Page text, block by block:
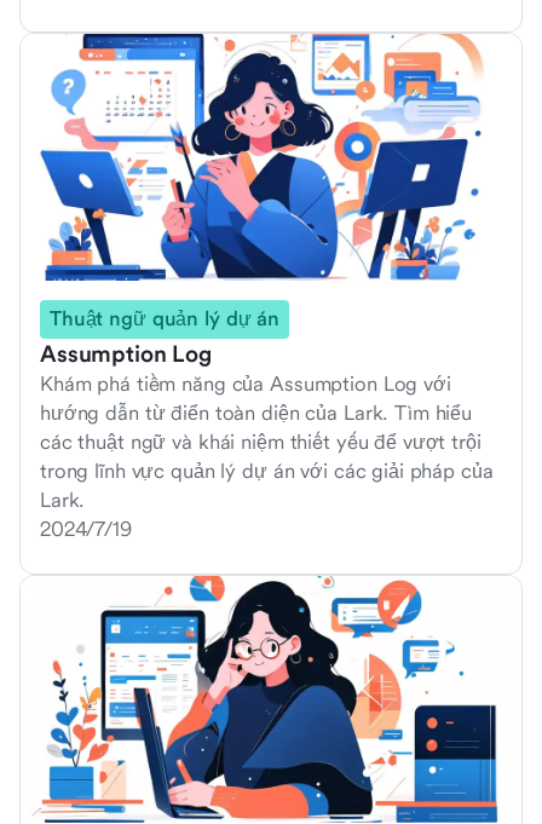
Thuật ngữ quản lý dự án
Assumption Log
Khám phá tiềm năng của Assumption Log với
hướng dẫn từ điển toàn diện của Lark. Tìm hiểu
các thuật ngữ và khái niệm thiết yếu để vượt trội
trong lĩnh vực quản lý dự án với các giải pháp của
Lark.
2024/7/19